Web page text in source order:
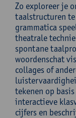
Zo exploreer je
taalstructuren
grammatica
theatrale
spontane
woordenschat
collages of
tekenen op
interactieve
cijfers en